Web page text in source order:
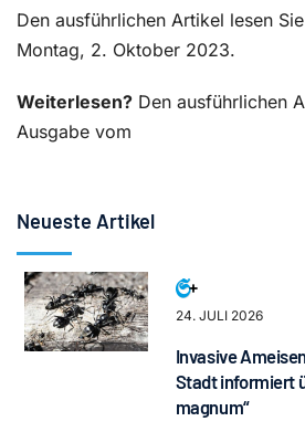
Den ausführlichen Artikel lesen
Montag, 2. Oktober 2023.
Weiterlesen? Den ausführlichen
Ausgabe vom
Neueste Artikel
24. JULI 2026
Invasive
Stadt informiert
magnum“